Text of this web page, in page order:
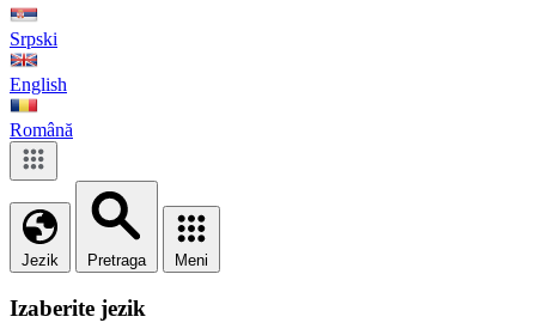
Srpski
English
Română
Jezik Pretraga Meni
Izaberite jezik